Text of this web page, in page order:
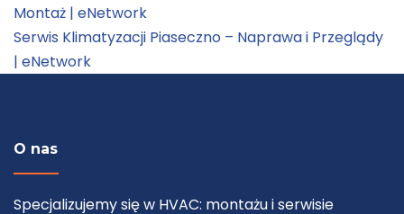
Montaż | eNetwork
Serwis Klimatyzacji Piaseczno – Naprawa i Przeglądy
| eNetwork
O nas
Specjalizujemy się w HVAC: montażu i serwisie